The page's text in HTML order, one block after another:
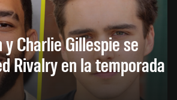
Charlie Gillespie se
Rivalry en la temporada